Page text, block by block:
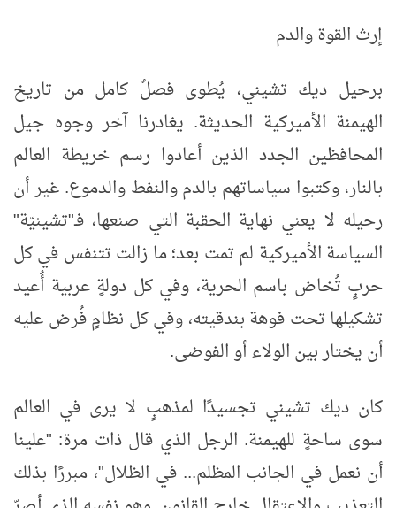
إرث القوة والدم
برحيل ديك تشيني، يُطوى فصلٌ كامل من تاريخ
الهيمنة الأميركية الحديثة. يغادرنا آخر وجوه جيل
المحافظين الجدد الذين أعادوا رسم خريطة العالم
بالنار، وكتبوا سياساتهم بالدم والنفط والدموع. غير أن
رحيله لا يعني نهاية الحقبة التي صنعها، فـ"تشينيّة"
السياسة الأميركية لم تمت بعد؛ ما زالت تتنفس في كل
حربٍ تُخاض باسم الحرية، وفي كل دولةٍ عربية أُعيد
تشكيلها تحت فوهة بندقيته، وفي كل نظامٍ فُرض عليه
أن يختار بين الولاء أو الفوضى.
كان ديك تشيني تجسيدًا لمذهبٍ لا يرى في العالم
سوى ساحةٍ للهيمنة. الرجل الذي قال ذات مرة: "علينا
أن نعمل في الجانب المظلم... في الظلال"، مبررًا بذلك